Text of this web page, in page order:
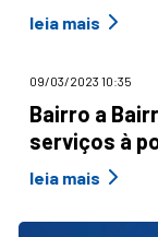
leia mais
09/03/2023 10:35
Bairro a
serviços à
leia mais